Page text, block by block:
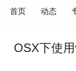
首页 动态
OSX下使